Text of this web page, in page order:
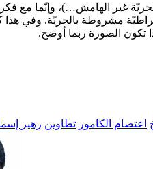
غير الهامش…)، وإنّما مع
مشروطة بالحريّة. وفي هذا
الصورة ربما أوضح.
اعتصام الكامور تطاوين زهير